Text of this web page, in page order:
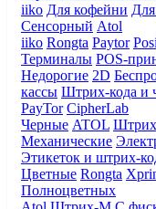
iiko Для кофейни
Сенсорный Atol
iiko Rongta Paytor
Терминалы POS-
Недорогие 2D
кассы Штрих-кода и
PayTor CipherLab
Черные ATOL
Механические
Этикеток и штрих-
Цветные Rongta
Полноцветных